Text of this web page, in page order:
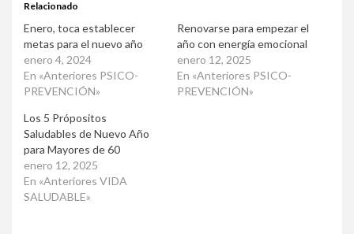
Relacionado
Enero, toca establecer
metas para el nuevo año
enero 4, 2024
En «Anteriores PSICO-
PREVENCIÓN»
Renovarse para empezar el
año con energía emocional
enero 12, 2025
En «Anteriores PSICO-
PREVENCIÓN»
Los 5 Própositos
Saludables de Nuevo Año
para Mayores de 60
enero 12, 2025
En «Anteriores VIDA
SALUDABLE»